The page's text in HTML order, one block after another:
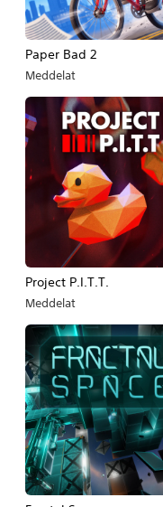
Paper Bad 2
Meddelat
Project P.I.T.T.
Meddelat